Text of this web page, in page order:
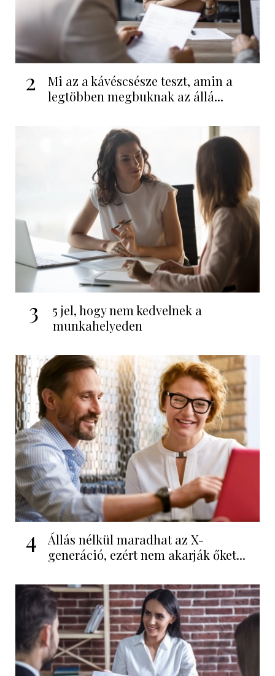
2
Mi az a kávéscsésze teszt, amin a
legtöbben megbuknak az állá...
3
5 jel, hogy nem kedvelnek a
munkahelyeden
4
Állás nélkül maradhat az X-
generáció, ezért nem akarják őket...